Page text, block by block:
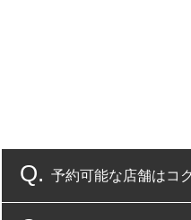
予約可能な店舗はコ